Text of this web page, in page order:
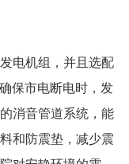
电机组，并且选配
保市电断电时，发
消音管道系统，能
和防震垫，减少震